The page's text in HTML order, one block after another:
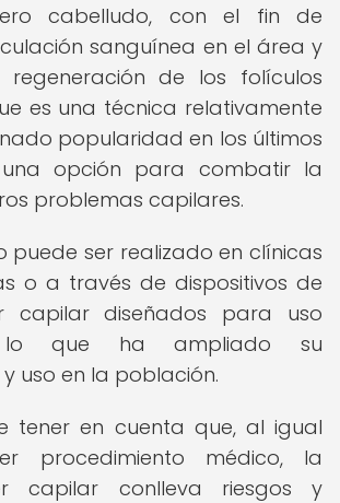
cabelludo, con el fin de
sanguínea en el área y
de los folículos
es una técnica relativamente
popularidad en los últimos
opción para combatir la
problemas capilares.
puede ser realizado en clínicas
o a través de dispositivos de
capilar diseñados para uso
lo que ha ampliado su
uso en la población.
tener en cuenta que, al igual
procedimiento médico, la
capilar conlleva riesgos y